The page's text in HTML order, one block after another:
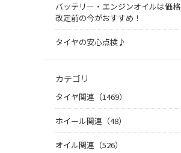
バッテリー・エンジンオイルは価格
改定前の今がおすすめ！
タイヤの安心点検♪
カテゴリ
タイヤ関連（1469）
ホイール関連（48）
オイル関連（526）